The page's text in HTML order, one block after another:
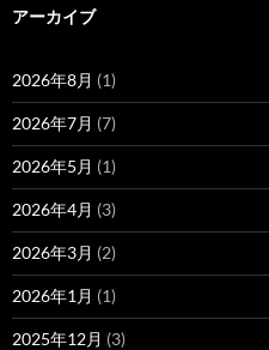
アーカイブ
2026年8月 (1)
2026年7月 (7)
2026年5月 (1)
2026年4月 (3)
2026年3月 (2)
2026年1月 (1)
2025年12月 (3)